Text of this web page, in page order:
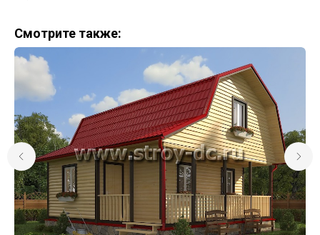
Смотрите также: